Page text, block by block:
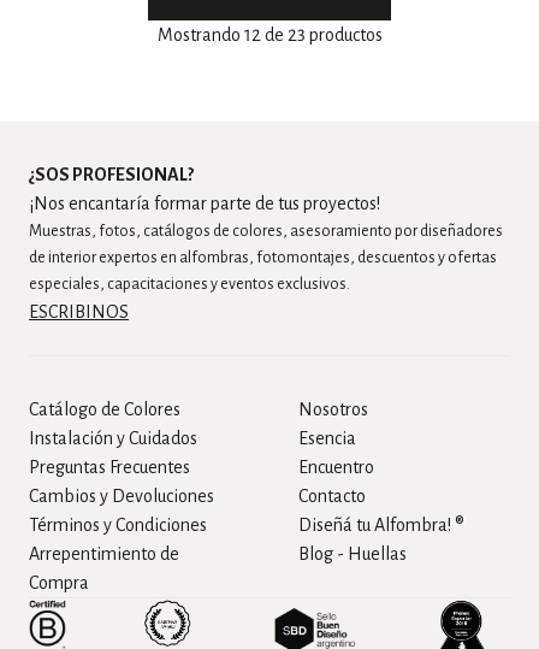
Mostrando 12 de 23 productos
¿SOS PROFESIONAL?
¡Nos encantaría formar parte de tus proyectos!
Muestras, fotos, catálogos de colores, asesoramiento por diseñadores
de interior expertos en alfombras, fotomontajes, descuentos y ofertas
especiales, capacitaciones y eventos exclusivos.
ESCRIBINOS
Catálogo de Colores
Instalación y Cuidados
Preguntas Frecuentes
Cambios y Devoluciones
Términos y Condiciones
Arrepentimiento de
Compra
Nosotros
Esencia
Encuentro
Contacto
Diseñá tu Alfombra! ®
Blog - Huellas